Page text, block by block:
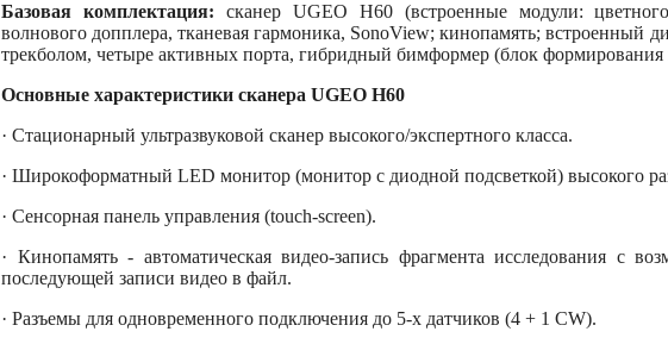
Базовая комплектация: сканер UGEO H60 (встроенные модули:
волнового допплера, тканевая гармоника, SonoView; кинопамять; встроенный
трекболом, четыре активных порта, гибридный бимформер (блок формирования
Основные характеристики сканера UGEO H60
· Стационарный ультразвуковой сканер высокого/экспертного класса.
· Широкоформатный LED монитор (монитор с диодной подсветкой) высокого
· Сенсорная панель управления (touch-screen).
· Кинопамять - автоматическая видео-запись фрагмента исследования с
последующей записи видео в файл.
· Разъемы для одновременного подключения до 5-х датчиков (4 + 1 CW).